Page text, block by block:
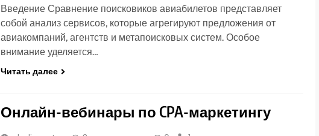
Введение Сравнение поисковиков авиабилетов представляет
собой анализ сервисов, которые агрегируют предложения от
авиакомпаний, агентств и метапоисковых систем. Особое
внимание уделяется…
Читать далее
Онлайн-вебинары по CPA-маркетингу